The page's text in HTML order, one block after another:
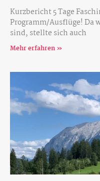
Kurzbericht 5 Tage
Programm/Ausflüge! Da
sind, stellte sich auch
Mehr erfahren »